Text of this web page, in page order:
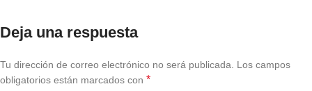
Deja una respuesta
Tu dirección de correo electrónico no será publicada.
Los campos
obligatorios están marcados con *